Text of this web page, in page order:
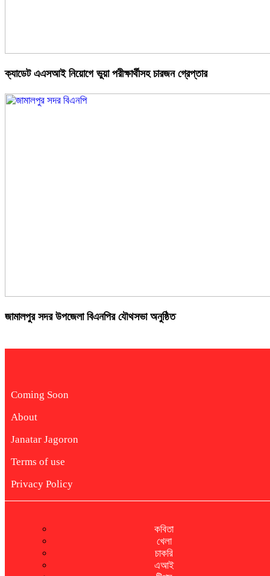
ক্যাডেট এএসআই নিয়োগে ভুয়া পরীক্ষার্থীসহ চারজন গ্রেপ্তার
জামালপুর সদর উপজেলা বিএনপির যৌথসভা অনুষ্ঠিত
Coming Soon
About
Janatar Jagoron
Terms of use
Privacy Policy
কবিতা
খেলা
চাকরি
এআই